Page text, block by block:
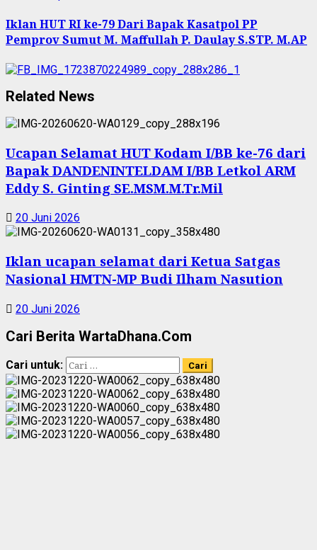
Iklan HUT RI ke-79 Dari Bapak Kasatpol PP
Pemprov Sumut M. Maffullah P. Daulay S.STP. M.AP
Related News
Ucapan Selamat HUT Kodam I/BB ke-76 dari
Bapak DANDENINTELDAM I/BB Letkol ARM
Eddy S. Ginting SE.MSM.M.Tr.Mil
20 Juni 2026
Iklan ucapan selamat dari Ketua Satgas
Nasional HMTN-MP Budi Ilham Nasution
20 Juni 2026
Cari Berita WartaDhana.Com
Cari untuk: